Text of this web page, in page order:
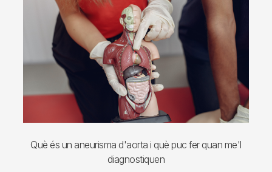
Què és un aneurisma d'aorta i què puc fer quan me'l
diagnostiquen